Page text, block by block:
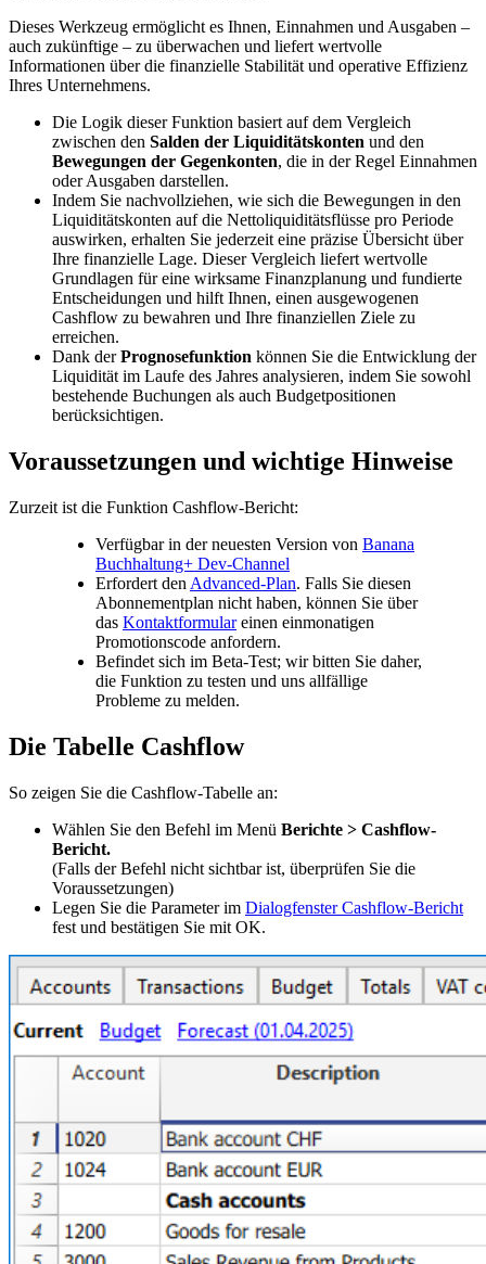
Dieses Werkzeug ermöglicht es Ihnen, Einnahmen und Ausgaben –
auch zukünftige – zu überwachen und liefert wertvolle
Informationen über die finanzielle Stabilität und operative Effizienz
Ihres Unternehmens.
Die Logik dieser Funktion basiert auf dem Vergleich
zwischen den Salden der Liquiditätskonten und den
Bewegungen der Gegenkonten, die in der Regel Einnahmen
oder Ausgaben darstellen.
Indem Sie nachvollziehen, wie sich die Bewegungen in den
Liquiditätskonten auf die Nettoliquiditätsflüsse pro Periode
auswirken, erhalten Sie jederzeit eine präzise Übersicht über
Ihre finanzielle Lage. Dieser Vergleich liefert wertvolle
Grundlagen für eine wirksame Finanzplanung und fundierte
Entscheidungen und hilft Ihnen, einen ausgewogenen
Cashflow zu bewahren und Ihre finanziellen Ziele zu
erreichen.
Dank derPrognosefunktion können Sie die Entwicklung der
Liquidität im Laufe des Jahres analysieren, indem Sie sowohl
bestehende Buchungen als auch Budgetpositionen
berücksichtigen.
Voraussetzungen und wichtige Hinweise
Zurzeit ist die Funktion Cashflow-Bericht:
Verfügbar in der neuesten Version von Banana
Buchhaltung+ Dev-Channel
Erfordert den Advanced-Plan. Falls Sie diesen
Abonnementplan nicht haben, können Sie über
das Kontaktformulareinen einmonatigen
Promotionscode anfordern.
Befindet sich im Beta-Test; wir bitten Sie daher,
die Funktion zu testen und uns allfällige
Probleme zu melden.
Die Tabelle Cashflow
So zeigen Sie die Cashflow-Tabelle an:
Wählen Sie den Befehl im Menü Berichte > Cashflow-
Bericht.
(Falls der Befehl nicht sichtbar ist, überprüfen Sie die
Voraussetzungen)
Legen Sie die Parameter im Dialogfenster Cashflow-Bericht
fest und bestätigen Sie mit OK.